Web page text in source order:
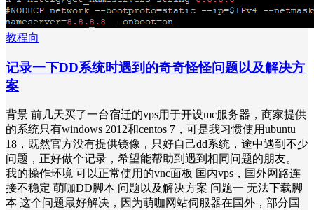
教程向
记录一下DD系统时遇到的奇奇怪怪问题以及解决方
案
背景 前几天买了一台宿迁的vps用于开设mc服务器，商家提供
的系统只有windows 2012和centos 7，可是我习惯使用ubuntu
18，既然官方没有提供镜像，只好自己dd系统，途中遇到不少
问题，正好做个记录，希望能帮助到遇到相同问题的朋友。
我的操作环境 可以正常使用的vnc面板 国内vps，国外网路连
接不稳定 萌咖DD脚本 问题以及解决方案 问题一 无法下载脚
本 这个问题最好解决，因为萌咖网站伺服器在国外，部分国